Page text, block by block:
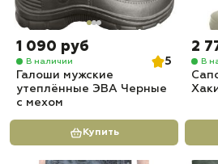
1 090 руб
В наличии
5
Галоши мужские
утеплённые ЭВА Черные
с мехом
Купить
2
В